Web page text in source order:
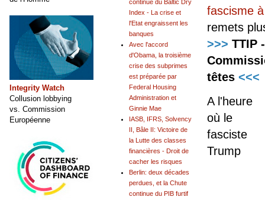
fascisme
remets
>>> TTIP
têtes <<<
A l'heure
où le
fasciste
Trump
continue du Baltic Dry
Index - La crise et
l'Etat engraissent les
banques
Avec l'accord
d'Obama, la troisième
crise des subprimes
est préparée par
Federal Housing
Administration et
Ginnie Mae
IASB, IFRS, Solvency
II, Bâle II: Victoire de
la Lutte des classes
financières - Droit de
cacher les risques
Berlin: deux décades
perdues, et la Chute
continue du PIB furtif
Integrity Watch
Collusion lobbying
vs. Commission
Européenne